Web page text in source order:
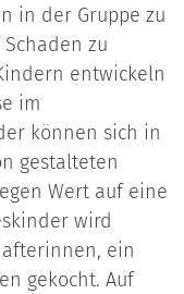
in der Gruppe zu
zu
entwickeln
im
können sich in
gestalteten
Wert auf eine
wird
ein
gekocht. Auf